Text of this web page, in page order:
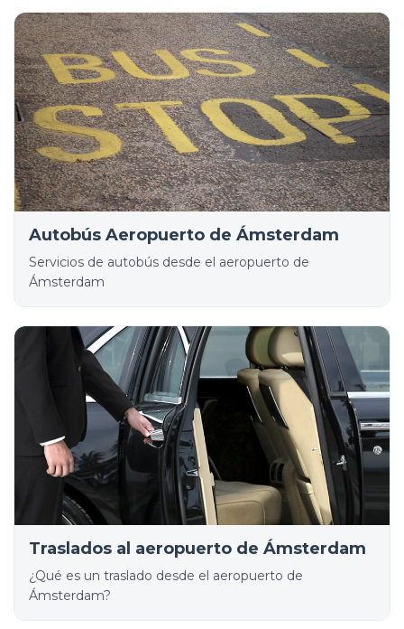
Autobús Aeropuerto de Ámsterdam
Servicios de autobús desde el aeropuerto de
Ámsterdam
Traslados al aeropuerto de Ámsterdam
¿Qué es un traslado desde el aeropuerto de
Ámsterdam?